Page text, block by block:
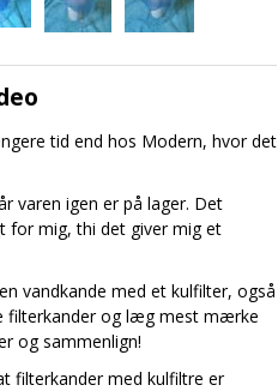
tid end hos Modern, hvor det
varen igen er på lager. Det
for mig, thi det giver mig et
vandkande med et kulfilter, også
filterkander og læg mest mærke
og sammenlign!
filterkander med kulfiltre er